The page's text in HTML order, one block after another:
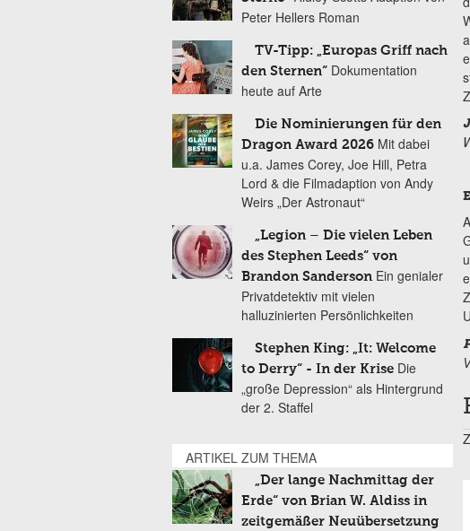
Peter Hellers Roman
TV-Tipp: „Europas Griff nach
den Sternen“ Dokumentation
heute auf Arte
Die Nominierungen für den
Dragon Award 2026 Mit dabei
u.a. James Corey, Joe Hill, Petra
Lord & die Filmadaption von Andy
Weirs „Der Astronaut“
„Legion – Die vielen Leben
des Stephen Leeds“ von
Brandon Sanderson Ein genialer
Privatdetektiv mit vielen
halluzinierten Persönlichkeiten
Stephen King: „It: Welcome
to Derry“ - In der Krise Die
„große Depression“ als Hintergrund
der 2. Staffel
ARTIKEL ZUM THEMA
„Der lange Nachmittag der
Erde“ von Brian W. Aldiss in
zeitgemäßer Neuübersetzung